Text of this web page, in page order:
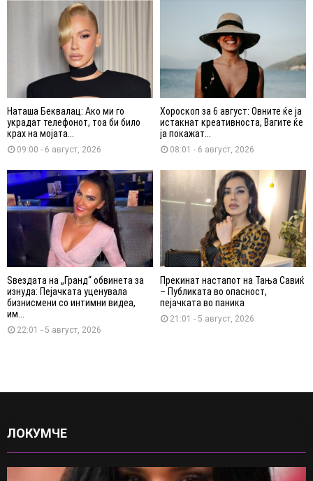
Наташа Беквалац: Ако ми го
украдат телефонот, тоа би било
крах на мојата...
09:00 - 6 август, 2026
Хороскоп за 6 август: Овните ќе ја
истакнат креативноста, Вагите ќе
ја покажат...
08:01 - 6 август, 2026
Ѕвездата на „Гранд“ обвинета за
изнуда: Пејачката уценувала
бизнисмени со интимни видеа,
им...
22:01 - 5 август, 2026
Прекинат настапот на Тања Савиќ
– Публиката во опасност,
пејачката во паника
21:01 - 5 август, 2026
ЛОКУМЧЕ